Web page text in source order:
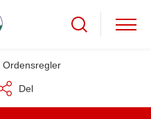
Ordensregler
Del